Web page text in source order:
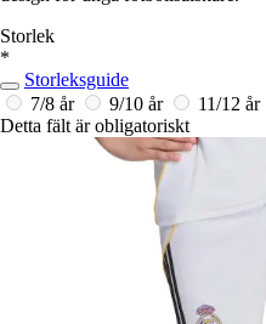
Storlek
*
Storleksguide
7/8 år
9/10 år 11/12 år
Detta fält är obligatoriskt